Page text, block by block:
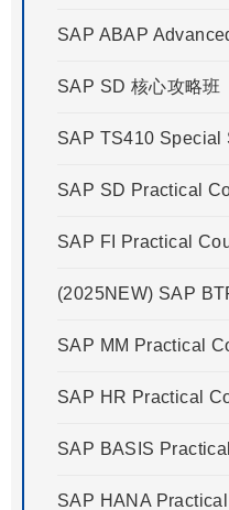
SAP ABAP
SAP SD 核心攻略班
SAP TS410 Special
SAP SD Practical
SAP FI Practical
(2025NEW) SAP
SAP MM Practical
SAP HR Practical
SAP BASIS
SAP HANA